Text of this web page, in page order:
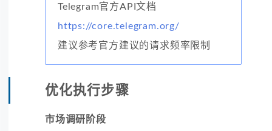
Telegram官方API文档
https://core.telegram.org/
建议参考官方建议的请求频率限制
优化执行步骤
市场调研阶段